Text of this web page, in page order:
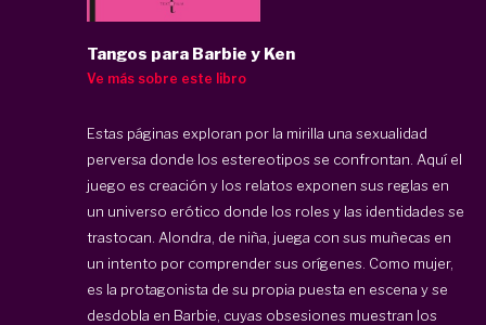
Tangos para Barbie y Ken
Ve más sobre este libro
Estas páginas exploran por la mirilla una sexualidad
perversa donde los estereotipos se confrontan. Aquí el
juego es creación y los relatos exponen sus reglas en
un universo erótico donde los roles y las identidades se
trastocan. Alondra, de niña, juega con sus muñecas en
un intento por comprender sus orígenes. Como mujer,
es la protagonista de su propia puesta en escena y se
desdobla en Barbie, cuyas obsesiones muestran los